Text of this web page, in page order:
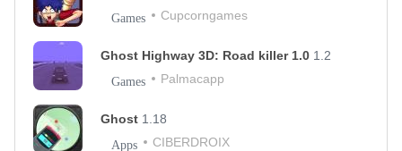
Games Cupcorngames
Ghost Highway 3D: Road killer 1.0 1.2
Games Palmacapp
Ghost 1.18
Apps CIBERDROIX